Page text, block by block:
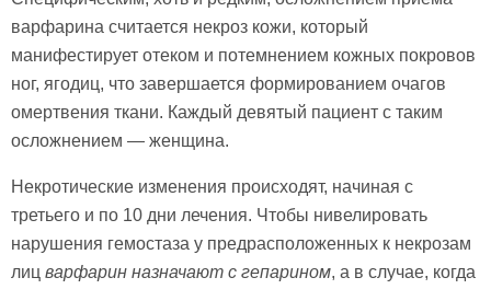
варфарина считается некроз кожи, который
манифестирует отеком и потемнением кожных покровов
ног, ягодиц, что завершается формированием очагов
омертвения ткани. Каждый девятый пациент с таким
осложнением — женщина.
Некротические изменения происходят, начиная с
третьего и по 10 дни лечения. Чтобы нивелировать
нарушения гемостаза у предрасположенных к некрозам
лиц варфарин назначают с гепарином, а в случае, когда